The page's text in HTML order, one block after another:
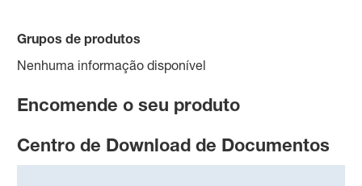
Grupos de produtos
Nenhuma informação disponível
Encomende o seu produto
Centro de Download de Documentos